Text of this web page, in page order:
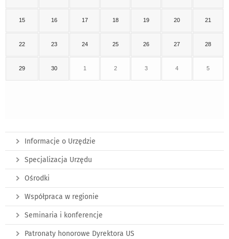
15 16 17 18 19 20 21
22 23 24 25 26 27 28
29 30 1 2 3 4 5
Informacje o Urzędzie
Specjalizacja Urzędu
Ośrodki
Współpraca w regionie
Seminaria i konferencje
Patronaty honorowe Dyrektora US